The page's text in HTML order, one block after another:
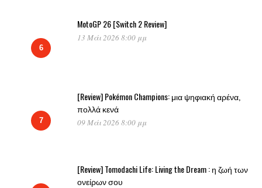
6
MotoGP 26 [Switch 2 Review]
13 Μάι 2026 8:00 μμ
7
[Review] Pokémon Champions: μια ψηφιακή αρένα,
πολλά κενά
09 Μάι 2026 8:00 μμ
[Review] Tomodachi Life: Living the Dream : η ζωή των
ονείρων σου